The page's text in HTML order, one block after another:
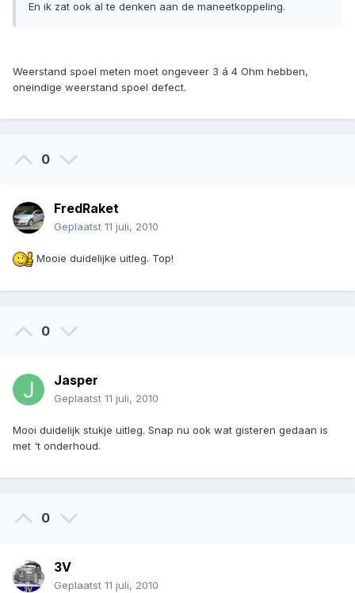
En ik zat ook al te denken aan de maneetkoppeling.
Weerstand spoel meten moet ongeveer 3 á 4 Ohm hebben,
oneindige weerstand spoel defect.
0
FredRaket
Geplaatst 11 juli, 2010
Mooie duidelijke uitleg. Top!
0
Jasper
Geplaatst 11 juli, 2010
Mooi duidelijk stukje uitleg. Snap nu ook wat gisteren gedaan is
met 't onderhoud.
0
3V
Geplaatst 11 juli, 2010